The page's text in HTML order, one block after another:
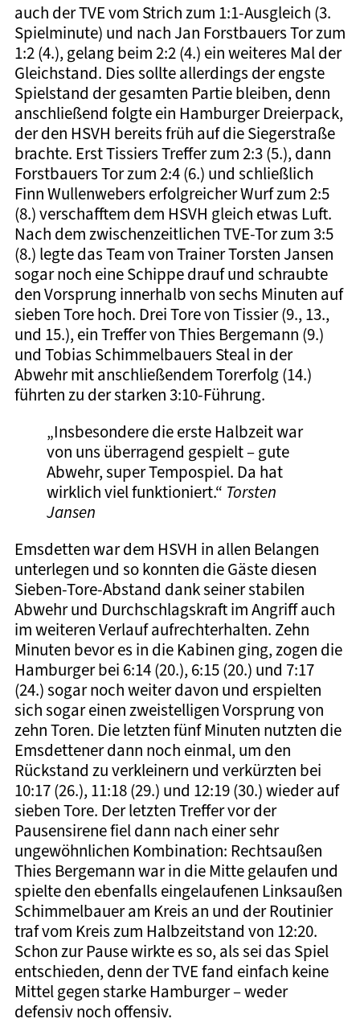
auch der TVE vom Strich zum 1:1-Ausgleich (3.
Spielminute) und nach Jan Forstbauers Tor zum
1:2 (4.), gelang beim 2:2 (4.) ein weiteres Mal der
Gleichstand. Dies sollte allerdings der engste
Spielstand der gesamten Partie bleiben, denn
anschließend folgte ein Hamburger Dreierpack,
der den HSVH bereits früh auf die Siegerstraße
brachte. Erst Tissiers Treffer zum 2:3 (5.), dann
Forstbauers Tor zum 2:4 (6.) und schließlich
Finn Wullenwebers erfolgreicher Wurf zum 2:5
(8.) verschafftem dem HSVH gleich etwas Luft.
Nach dem zwischenzeitlichen TVE-Tor zum 3:5
(8.) legte das Team von Trainer Torsten Jansen
sogar noch eine Schippe drauf und schraubte
den Vorsprung innerhalb von sechs Minuten auf
sieben Tore hoch. Drei Tore von Tissier (9., 13.,
und 15.), ein Treffer von Thies Bergemann (9.)
und Tobias Schimmelbauers Steal in der
Abwehr mit anschließendem Torerfolg (14.)
führten zu der starken 3:10-Führung.
„Insbesondere die erste Halbzeit war
von uns überragend gespielt – gute
Abwehr, super Tempospiel. Da hat
wirklich viel funktioniert.“ Torsten
Jansen
Emsdetten war dem HSVH in allen Belangen
unterlegen und so konnten die Gäste diesen
Sieben-Tore-Abstand dank seiner stabilen
Abwehr und Durchschlagskraft im Angriff auch
im weiteren Verlauf aufrechterhalten. Zehn
Minuten bevor es in die Kabinen ging, zogen die
Hamburger bei 6:14 (20.), 6:15 (20.) und 7:17
(24.) sogar noch weiter davon und erspielten
sich sogar einen zweistelligen Vorsprung von
zehn Toren. Die letzten fünf Minuten nutzten die
Emsdettener dann noch einmal, um den
Rückstand zu verkleinern und verkürzten bei
10:17 (26.), 11:18 (29.) und 12:19 (30.) wieder auf
sieben Tore. Der letzten Treffer vor der
Pausensirene fiel dann nach einer sehr
ungewöhnlichen Kombination: Rechtsaußen
Thies Bergemann war in die Mitte gelaufen und
spielte den ebenfalls eingelaufenen Linksaußen
Schimmelbauer am Kreis an und der Routinier
traf vom Kreis zum Halbzeitstand von 12:20.
Schon zur Pause wirkte es so, als sei das Spiel
entschieden, denn der TVE fand einfach keine
Mittel gegen starke Hamburger – weder
defensiv noch offensiv.